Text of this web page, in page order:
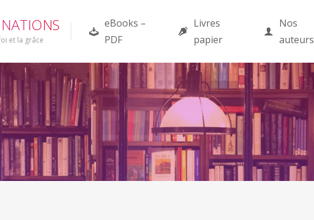
NATIONS
et la grâce
eBooks –
PDF
Livres
papier
Nos
auteurs